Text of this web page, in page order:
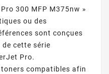
300 MFP M375nw »
ou des
sont conçues
de cette série
Pro.
compatibles afin